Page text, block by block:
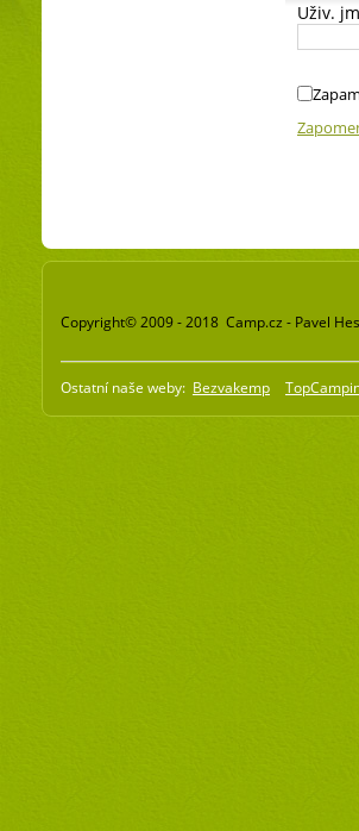
Uživ.
Copyright© 2009 - 2018 Camp.cz - Pavel
Ostatní naše weby: Bezvakemp